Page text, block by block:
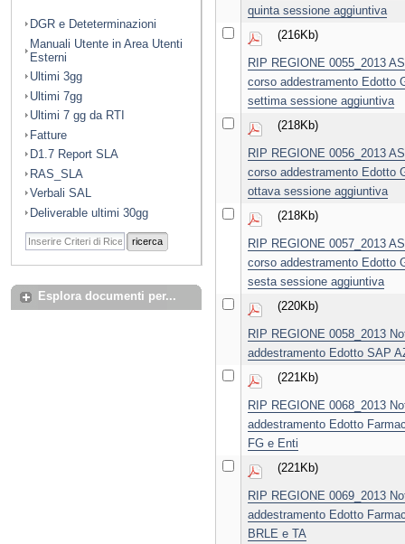
DGR e Deteterminazioni
Manuali Utente in Area Utenti
Esterni
Ultimi 3gg
Ultimi 7gg
Ultimi 7 gg da RTI
Fatture
D1.7 Report SLA
RAS_SLA
Verbali SAL
Deliverable ultimi 30gg
ricerca
Esplora documenti per...
quinta sessione aggiuntiva
RIP REGIONE 0055_2013
corso addestramento Edotto
settima sessione aggiuntiva
(216Kb)
RIP REGIONE 0056_2013
corso addestramento Edotto
ottava sessione aggiuntiva
(218Kb)
RIP REGIONE 0057_2013
corso addestramento Edotto
sesta sessione aggiuntiva
(218Kb)
RIP REGIONE 0058_2013
addestramento Edotto SAP
(220Kb)
RIP REGIONE 0068_2013
addestramento Edotto
FG e Enti
(221Kb)
RIP REGIONE 0069_2013
addestramento Edotto
BRLE e TA
(221Kb)